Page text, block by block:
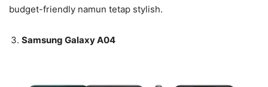
budget-friendly namun tetap stylish.
Samsung Galaxy A04